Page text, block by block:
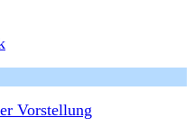
Vorstellung